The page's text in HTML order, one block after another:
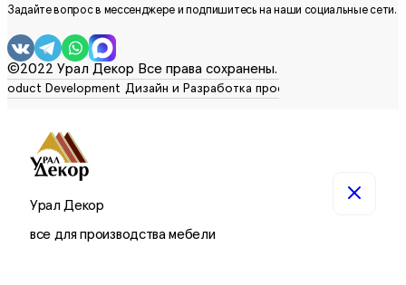
Задайте вопрос в мессенджере и подпишитесь на наши социальные сети.
©2022 Урал Декор Все права сохранены.
Урал Декор
все для производства мебели